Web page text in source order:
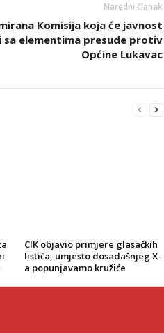
Naredni članak
Komisija koja će javnost
sa elementima presude protiv
Općine Lukavac
CIK objavio primjere glasačkih
listića, umjesto dosadašnjeg X-
a popunjavamo kružiće